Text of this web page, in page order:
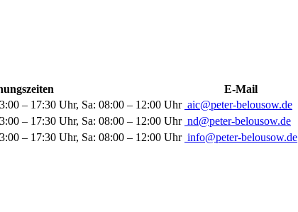
E-Mail
– 17:30 Uhr, Sa: 08:00 – 12:00 Uhr aic@peter-belousow.de
– 17:30 Uhr, Sa: 08:00 – 12:00 Uhr nd@peter-belousow.de
– 17:30 Uhr, Sa: 08:00 – 12:00 Uhr info@peter-belousow.de